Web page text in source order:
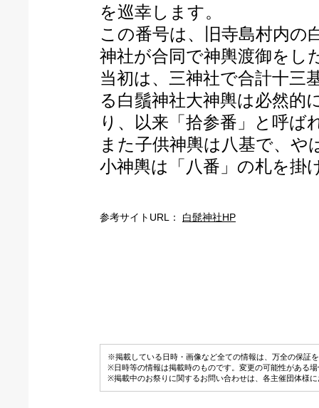
を巡幸します。
この番号は、旧寺島村内の
神社が合同で神輿渡御をし
当初は、三神社で合計十三
る白鬚神社大神輿は必然的
り、以来「拾参番」と呼ば
また子供神輿は八基で、
小神輿は「八番」の札を掛
参考サイトURL： 白髭神社HP
※掲載している日時・画像など全ての情報は、万全の保証
※日時等の情報は掲載時のものです。変更の可能性がある
※掲載中のお祭りに関するお問い合わせは、各主催団体様